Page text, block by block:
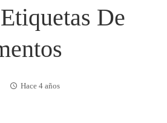
De
Hace 4 años